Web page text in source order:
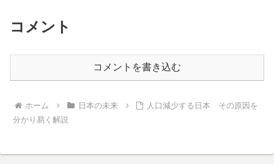
コメント
コメントを書き込む
ホーム 日本の未来
人口減少する日本 その原因を
分かり易く解説